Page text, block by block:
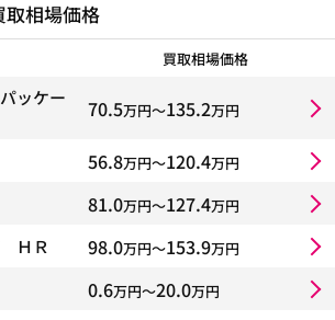
取相場価格
買取相場価格
ッケー
70.5万円〜135.2万円
56.8万円〜120.4万円
81.0万円〜127.4万円
ＨＲ 98.0万円〜153.9万円
0.6万円〜20.0万円